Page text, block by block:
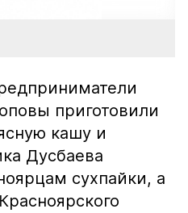
приготовили
кашу и
Дусбаева
сухпайки, а